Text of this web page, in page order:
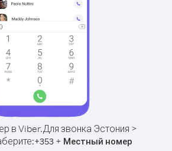
в Viber.Для звонка Эстония >
+353 + Местный номер